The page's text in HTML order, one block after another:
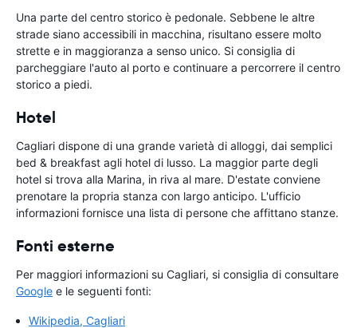
Una parte del centro storico è pedonale. Sebbene le altre
strade siano accessibili in macchina, risultano essere molto
strette e in maggioranza a senso unico. Si consiglia di
parcheggiare l'auto al porto e continuare a percorrere il centro
storico a piedi.
Hotel
Cagliari dispone di una grande varietà di alloggi, dai semplici
bed & breakfast agli hotel di lusso. La maggior parte degli
hotel si trova alla Marina, in riva al mare. D'estate conviene
prenotare la propria stanza con largo anticipo. L'ufficio
informazioni fornisce una lista di persone che affittano stanze.
Fonti esterne
Per maggiori informazioni su Cagliari, si consiglia di consultare
Google e le seguenti fonti:
Wikipedia, Cagliari